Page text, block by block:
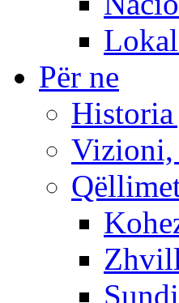
Për ne
Vizioni,